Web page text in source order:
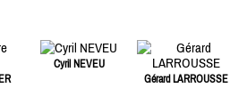
Cyril NEVEU
Gérard LARROUSSE